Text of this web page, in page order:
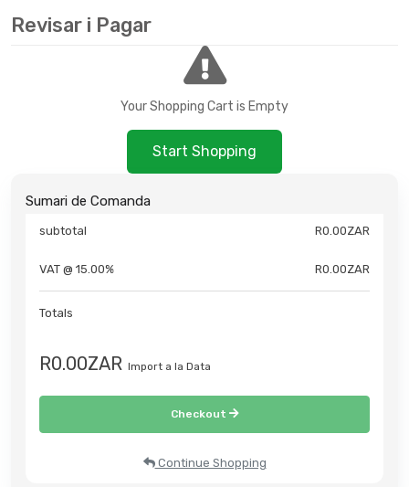
Revisar i Pagar
Your Shopping Cart is Empty
Start Shopping
Sumari de Comanda
subtotal R0.00ZAR
VAT @ 15.00% R0.00ZAR
Totals
R0.00ZAR Import a la Data
Checkout
Continue Shopping